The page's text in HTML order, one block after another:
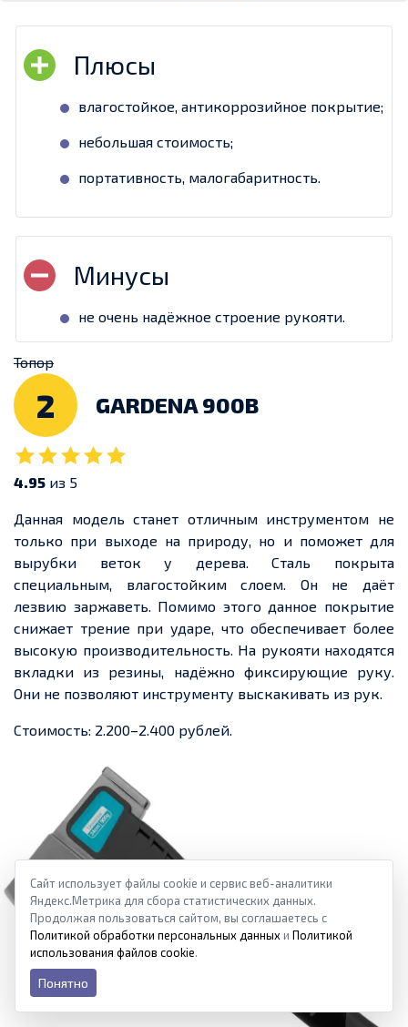
влагостойкое, антикоррозийное покрытие;
небольшая стоимость;
портативность, малогабаритность.
не очень надёжное строение рукояти.
Топор
2 GARDENA 900B
4.95 из 5
Данная модель станет отличным инструментом не
только при выходе на природу, но и поможет для
вырубки веток у дерева. Сталь покрыта
специальным, влагостойким слоем. Он не даёт
лезвию заржаветь. Помимо этого данное покрытие
снижает трение при ударе, что обеспечивает более
высокую производительность. На рукояти находятся
вкладки из резины, надёжно фиксирующие руку.
Они не позволяют инструменту выскакивать из рук.
Стоимость: 2.200–2.400 рублей.
Сайт использует файлы cookie и сервис веб-аналитики
Яндекс.Метрика для сбора статистических данных.
Продолжая пользоваться сайтом, вы соглашаетесь с
Политикой обработки персональных данных и Политикой
использования файлов cookie.
Понятно